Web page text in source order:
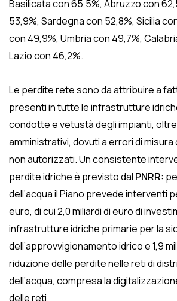
Basilicata con 65,5%, Abruzzo con
53,9%, Sardegna con 52,8%, Sicilia
con 49,9%, Umbria con 49,7%,
Lazio con 46,2%.
Le perdite rete sono da attribuire a
presenti in tutte le infrastrutture
condotte e vetustà degli impianti,
amministrativi, dovuti a errori di
non autorizzati. Un consistente
perdite idriche è previsto dal PNRR:
dell’acqua il Piano prevede interventi
euro, di cui 2,0 miliardi di euro di
infrastrutture idriche primarie per la
dell’approvvigionamento idrico e 1,9
riduzione delle perdite nelle reti di
dell’acqua, compresa la
delle reti.